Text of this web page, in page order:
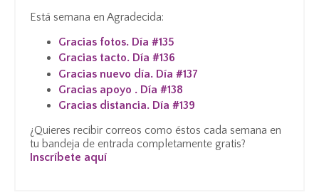
Está semana en Agradecida:
Gracias fotos. Día #135
Gracias tacto. Día #136
Gracias nuevo día. Día #137
Gracias apoyo . Día #138
Gracias distancia. Día #139
¿Quieres recibir correos como éstos cada semana en
tu bandeja de entrada completamente gratis?
Inscríbete aquí